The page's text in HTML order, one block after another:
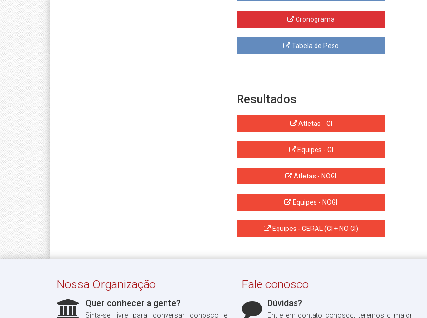
Cronograma
Tabela de Peso
Resultados
Atletas - GI
Equipes - GI
Atletas - NOGI
Equipes - NOGI
Equipes - GERAL (GI + NO GI)
Nossa Organização
Quer conhecer a gente?
Sinta-se livre para conversar conosco e
Fale conosco
Dúvidas?
Entre em contato conosco, teremos o maior